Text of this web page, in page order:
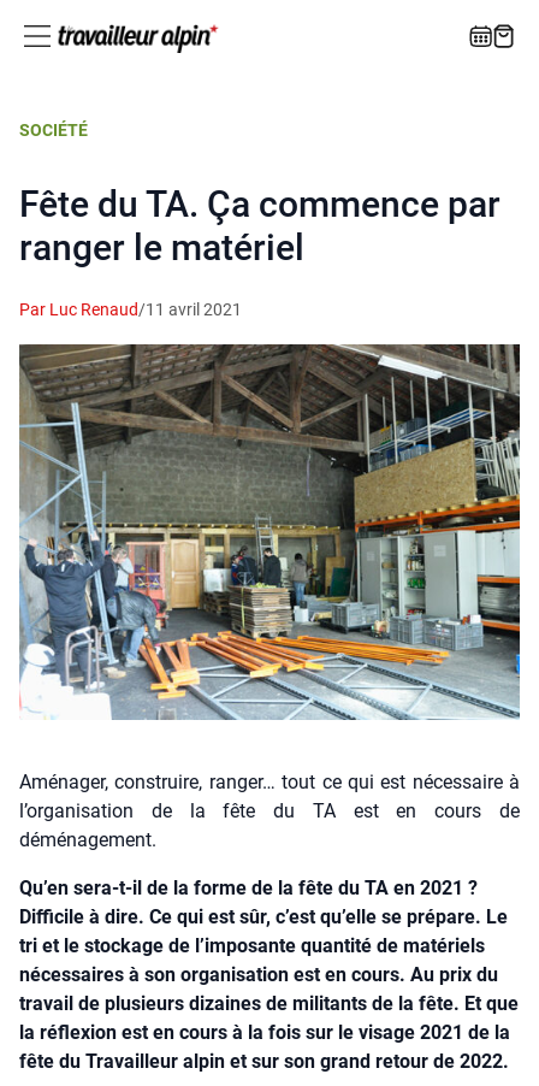
SOCIÉTÉ
Fête du TA. Ça commence par
ranger le matériel
Par Luc Renaud/11 avril 2021
Aménager, construire, ranger… tout ce qui est nécessaire à
l’organisation de la fête du TA est en cours de
déménagement.
Qu’en sera-t-il de la forme de la fête du TA en 2021 ?
Difficile à dire. Ce qui est sûr, c’est qu’elle se prépare. Le
tri et le stockage de l’imposante quantité de matériels
nécessaires à son organisation est en cours. Au prix du
travail de plusieurs dizaines de militants de la fête. Et que
la réflexion est en cours à la fois sur le visage 2021 de la
fête du Travailleur alpin et sur son grand retour de 2022.